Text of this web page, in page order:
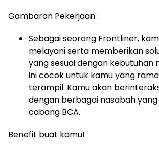
Gambaran Pekerjaan :
Sebagai seorang Frontliner,
melayani serta memberikan
yang sesuai dengan kebutuhan
ini cocok untuk kamu yang
terampil. Kamu akan
dengan berbagai nasabah
cabang BCA.
Benefit buat kamu!